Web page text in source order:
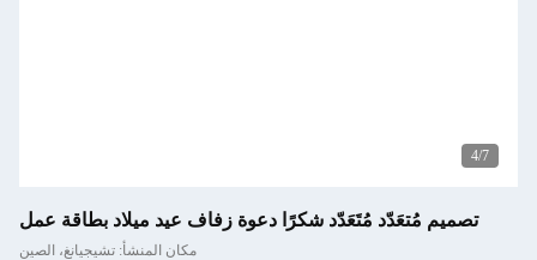
5/7
تصميم مُتعَدّد مُتَعَدّد شكرًا دعوة زفاف عيد ميلاد بطاقة عمل
مكان المنشأ: تشيجيانغ، الصين